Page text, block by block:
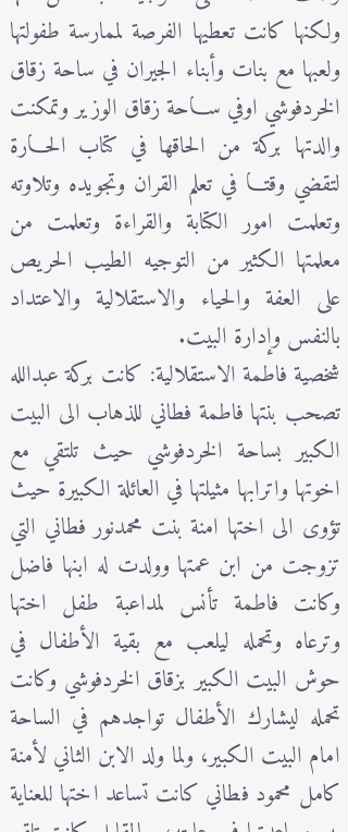
ولكنها كانت تعطيها الفرصة لممارسة طفولتها
ولعبها مع بنات وأبناء الجيران في ساحة زقاق
الخردفوشي اوفي سـاحة زقاق الوزير وتمكنت
والدتها بركة من الحاقها في كتاب الحـارة
لتقضي وقتـا في تعلم القران وتجويده وتلاوته
وتعلمت امور الكتابة والقراءة وتعلمت من
معلمتها الكثير من التوجيه الطيب الحريص
على العفة والحياء والاستقلالية والاعتداد
بالنفس وإدارة البيت.
شخصية فاطمة الاستقلالية: كانت بركة عبدالله
تصحب بنتها فاطمة فطاني للذهاب الى البيت
الكبير بساحة الخردفوشي حيث تلتقي مع
اخوتها واترابها مثيلتها في العائلة الكبيرة حيث
تؤوى الى اختها امنة بنت محمدنور فطاني التي
تزوجت من ابن عمتها وولدت له ابنها فاضل
وكانت فاطمة تأنس لمداعبة طفل اختها
وترعاه وتحمله ليلعب مع بقية الأطفال في
حوش البيت الكبير بزقاق الخردفوشي وكانت
تحمله ليشارك الأطفال تواجدهم في الساحة
امام البيت الكبير، ولما ولد الابن الثاني لأمنة
كامل محمود فطاني كانت تساعد اختها للعناية